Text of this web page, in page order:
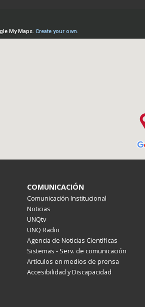
COMUNICACIÓN
Comunicación Institucional
Noticias
UNQtv
UNQ Radio
Agencia de Noticias Científicas
Sistemas - Serv. de comunicación
Artículos en medios de prensa
Accesibilidad y Discapacidad